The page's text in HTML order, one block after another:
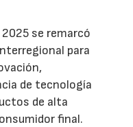
se remarcó
para
de tecnología
de alta
final.